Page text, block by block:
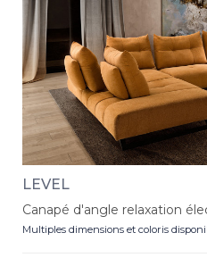
LEVEL
Canapé d'angle relaxation
Multiples dimensions et coloris